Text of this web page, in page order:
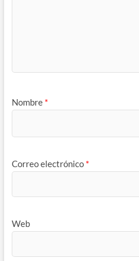
Nombre *
Correo electrónico *
Web